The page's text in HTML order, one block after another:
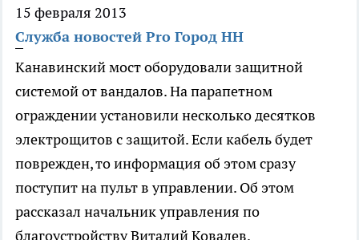
15 февраля 2013
Служба новостей Pro Город НН
Канавинский мост оборудовали защитной
системой от вандалов. На парапетном
ограждении установили несколько десятков
электрощитов с защитой. Если кабель будет
поврежден, то информация об этом сразу
поступит на пульт в управлении. Об этом
рассказал начальник управления по
благоустройству Виталий Ковалев.